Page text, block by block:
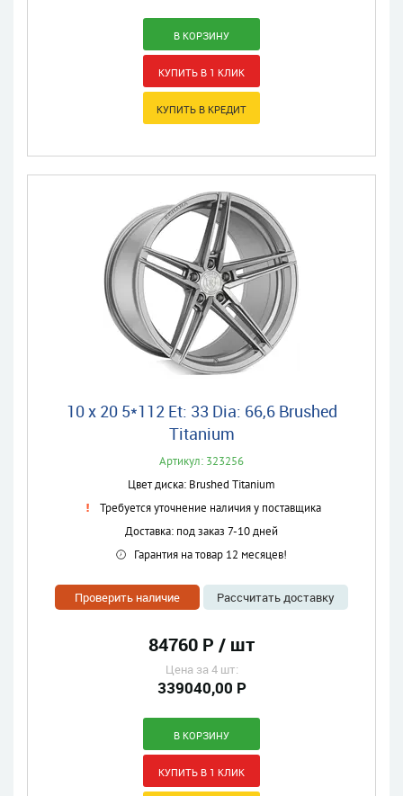
10 x 20 5*112 Et: 33 Dia: 66,6 Brushed
Titanium
Артикул: 323256
Цвет диска: Brushed Titanium
Требуется уточнение наличия у поставщика
Доставка: под заказ 7-10 дней
Гарантия на товар 12 месяцев!
Проверить наличие Рассчитать доставку
84760 Р / шт
Цена за 4 шт:
339040,00 Р